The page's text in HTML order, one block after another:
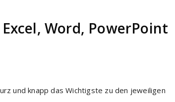
Word, PowerPoint
und knapp das Wichtigste zu den jeweiligen